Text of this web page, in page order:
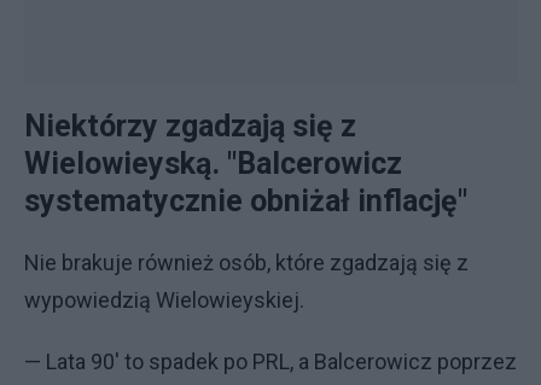
Niektórzy zgadzają się z
Wielowieyską. "Balcerowicz
systematycznie obniżał inflację"
Nie brakuje również osób, które zgadzają się z
wypowiedzią Wielowieyskiej.
— Lata 90' to spadek po PRL, a Balcerowicz poprzez